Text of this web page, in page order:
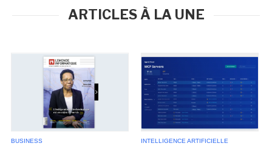
ARTICLES À LA UNE
BUSINESS INTELLIGENCE ARTIFICIELLE